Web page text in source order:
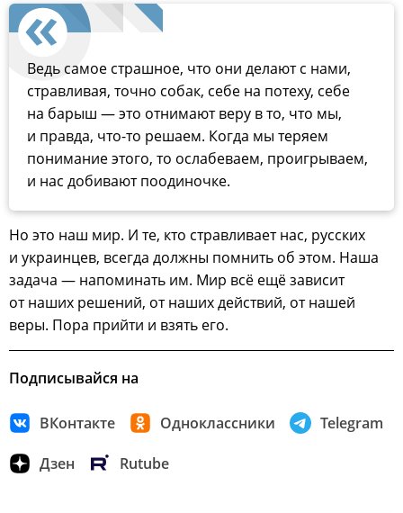
Ведь самое страшное, что они делают с нами,
стравливая, точно собак, себе на потеху, себе
на барыш — это отнимают веру в то, что мы,
и правда, что-то решаем. Когда мы теряем
понимание этого, то ослабеваем, проигрываем,
и нас добивают поодиночке.
Но это наш мир. И те, кто стравливает нас, русских
и украинцев, всегда должны помнить об этом. Наша
задача — напоминать им. Мир всё ещё зависит
от наших решений, от наших действий, от нашей
веры. Пора прийти и взять его.
Подписывайся на
ВКонтакте Одноклассники Telegram
Дзен Rutube